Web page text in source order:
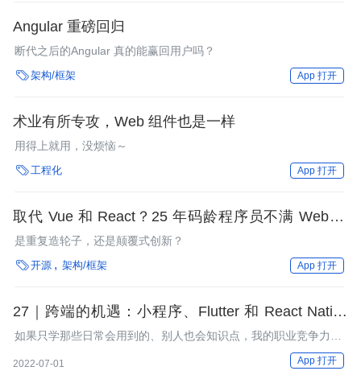
Angular 重磅回归
断代之后的Angular 真的能赢回用户吗？
架构/框架 App 打开
术业有所专攻，Web 组件也是一样
用得上就用，没烦恼～
工程化 App 打开
取代 Vue 和 React？25 年码龄程序员不满 Web 开
发现状创建新框架 Nue JS，能减少 90% 代码量！
是重复造轮子，还是颠覆式创新？
开源 架构/框架 App 打开
27｜跨端的机遇：小程序、Flutter 和 React Native
原理对比
如果只学那些日常会用到的、别人也会知识点，我的职业竞争力在
2022-07-01 App 打开